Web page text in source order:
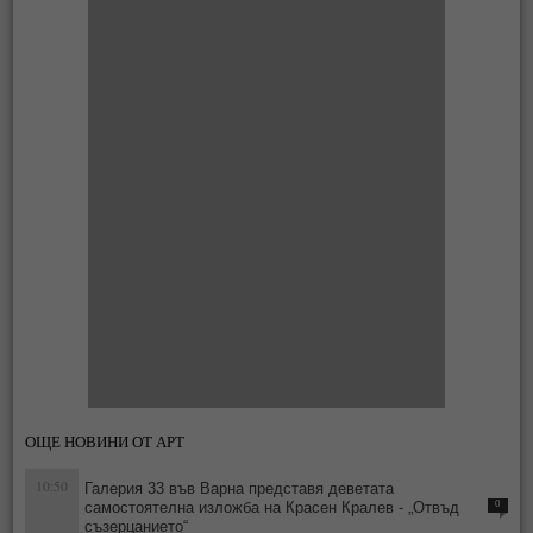
ОЩЕ НОВИНИ ОТ АРТ
10:50
Галерия 33 във Варна представя деветата
самостоятелна изложба на Красен Кралев - „Отвъд
съзерцанието“
0